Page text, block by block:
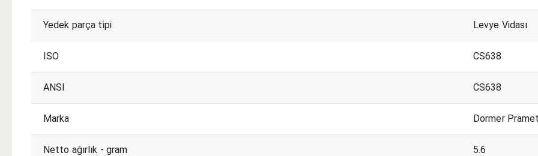
Yedek parça tipi Levye Vidası
ISO CS638
ANSI CS638
Marka Dormer
Netto ağırlık - gram 5.6